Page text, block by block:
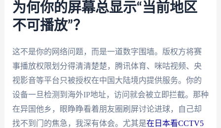
为何你的屏幕总显示“当前地区
不可播放”？
这不是你的网络问题，而是一道数字围墙。版权方将赛
事播放权限划分得清清楚楚，腾讯体育、咪咕视频、央
视影音等平台只被授权在中国大陆境内提供服务。你的
设备一旦检测到海外IP地址，访问就会被立即拦截。那种
在异国他乡，眼睁睁看着朋友圈刷屏讨论进球，自己却
找不到门的焦急，我深有体会。尤其是在日本看CCTV5